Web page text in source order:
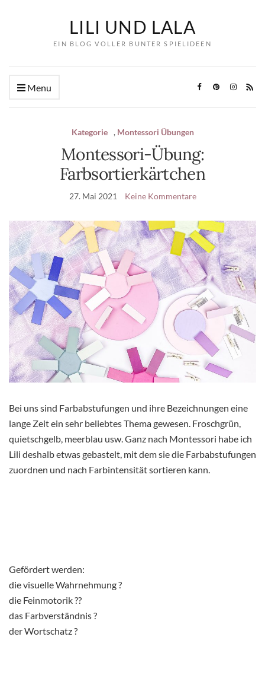
LILI UND LALA
EIN BLOG VOLLER BUNTER SPIELIDEEN
Menu
Kategorie , Montessori Übungen
Montessori-Übung:
Farbsortierkärtchen
27. Mai 2021 Keine Kommentare
Bei uns sind Farbabstufungen und ihre Bezeichnungen eine
lange Zeit ein sehr beliebtes Thema gewesen. Froschgrün,
quietschgelb, meerblau usw. Ganz nach Montessori habe ich
Lili deshalb etwas gebastelt, mit dem sie die Farbabstufungen
zuordnen und nach Farbintensität sortieren kann.
Gefördert werden:
die visuelle Wahrnehmung ?
die Feinmotorik ??
das Farbverständnis ?
der Wortschatz ?